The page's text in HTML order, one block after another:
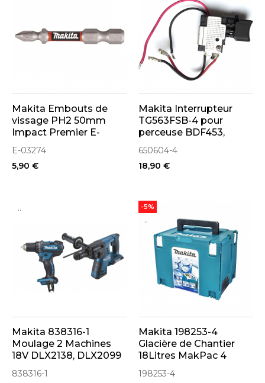
Makita Embouts de
vissage PH2 50mm
Impact Premier E-
03274
E-03274
5,90 €
Makita Interrupteur
TG563FSB-4 pour
perceuse BDF453,
BHP453, DDF453,
DHP453 (650604-4)
650604-4
18,90 €
..
Makita 838316-1
Moulage 2 Machines
18V DLX2138, DLX2099
838316-1
..
Makita 198253-4
Glacière de Chantier
18Litres MakPac 4
198253-4
-5%